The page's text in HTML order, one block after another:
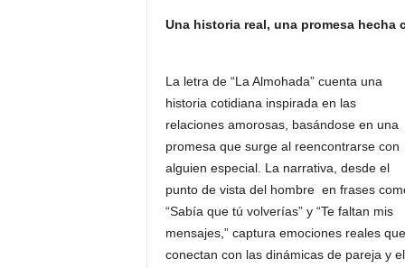
Una historia real, una promesa hecha
La letra de “La Almohada” cuenta una
historia cotidiana inspirada en las
relaciones amorosas, basándose en una
promesa que surge al reencontrarse con
alguien especial. La narrativa, desde el
punto de vista del hombre en frases
“Sabía que tú volverías” y “Te faltan mis
mensajes,” captura emociones reales que
conectan con las dinámicas de pareja y el